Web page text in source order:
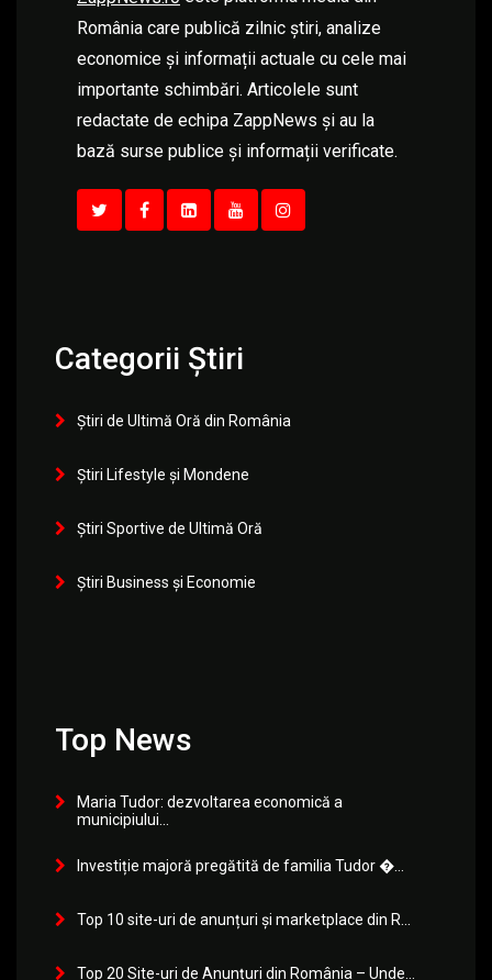
România care publică zilnic știri, analize
economice și informații actuale cu cele mai
importante schimbări. Articolele sunt
redactate de echipa ZappNews și au la
bază surse publice și informații verificate.
Categorii Știri
Știri de Ultimă Oră din România
Știri Lifestyle și Mondene
Știri Sportive de Ultimă Oră
Știri Business și Economie
Top News
Maria Tudor: dezvoltarea economică a
municipiului...
Investiție majoră pregătită de familia Tudor �...
Top 10 site-uri de anunțuri și marketplace din R...
Top 20 Site-uri de Anunțuri din România – Unde...